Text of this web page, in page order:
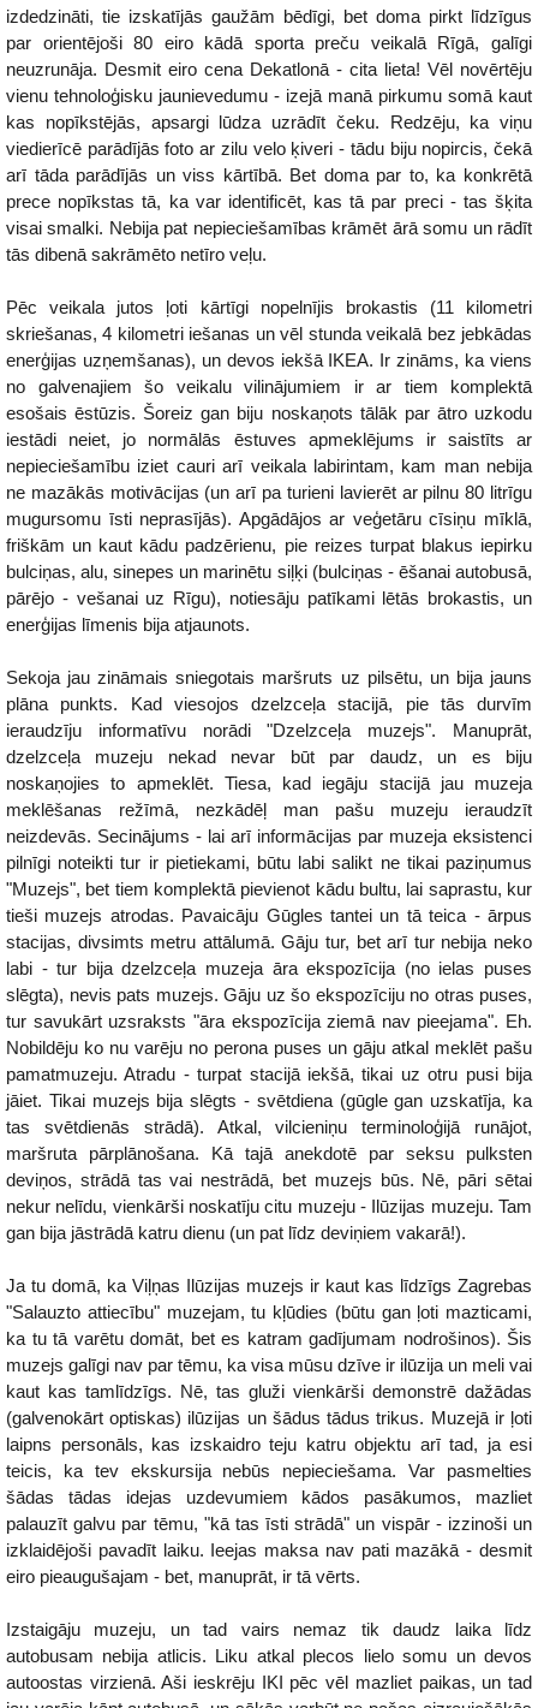
izdedzināti, tie izskatījās gaužām bēdīgi, bet doma pirkt līdzīgus
par orientējoši 80 eiro kādā sporta preču veikalā Rīgā, galīgi
neuzrunāja. Desmit eiro cena Dekatlonā - cita lieta! Vēl novērtēju
vienu tehnoloģisku jaunievedumu - izejā manā pirkumu somā kaut
kas nopīkstējās, apsargi lūdza uzrādīt čeku. Redzēju, ka viņu
viedierīcē parādījās foto ar zilu velo ķiveri - tādu biju nopircis, čekā
arī tāda parādījās un viss kārtībā. Bet doma par to, ka konkrētā
prece nopīkstas tā, ka var identificēt, kas tā par preci - tas šķita
visai smalki. Nebija pat nepieciešamības krāmēt ārā somu un rādīt
tās dibenā sakrāmēto netīro veļu.
Pēc veikala jutos ļoti kārtīgi nopelnījis brokastis (11 kilometri
skriešanas, 4 kilometri iešanas un vēl stunda veikalā bez jebkādas
enerģijas uzņemšanas), un devos iekšā IKEA. Ir zināms, ka viens
no galvenajiem šo veikalu vilinājumiem ir ar tiem komplektā
esošais ēstūzis. Šoreiz gan biju noskaņots tālāk par ātro uzkodu
iestādi neiet, jo normālās ēstuves apmeklējums ir saistīts ar
nepieciešamību iziet cauri arī veikala labirintam, kam man nebija
ne mazākās motivācijas (un arī pa turieni lavierēt ar pilnu 80 litrīgu
mugursomu īsti neprasījās). Apgādājos ar veģetāru cīsiņu mīklā,
friškām un kaut kādu padzērienu, pie reizes turpat blakus iepirku
bulciņas, alu, sinepes un marinētu siļķi (bulciņas - ēšanai autobusā,
pārējo - vešanai uz Rīgu), notiesāju patīkami lētās brokastis, un
enerģijas līmenis bija atjaunots.
Sekoja jau zināmais sniegotais maršruts uz pilsētu, un bija jauns
plāna punkts. Kad viesojos dzelzceļa stacijā, pie tās durvīm
ieraudzīju informatīvu norādi "Dzelzceļa muzejs". Manuprāt,
dzelzceļa muzeju nekad nevar būt par daudz, un es biju
noskaņojies to apmeklēt. Tiesa, kad iegāju stacijā jau muzeja
meklēšanas režīmā, nezkādēļ man pašu muzeju ieraudzīt
neizdevās. Secinājums - lai arī informācijas par muzeja eksistenci
pilnīgi noteikti tur ir pietiekami, būtu labi salikt ne tikai paziņumus
"Muzejs", bet tiem komplektā pievienot kādu bultu, lai saprastu, kur
tieši muzejs atrodas. Pavaicāju Gūgles tantei un tā teica - ārpus
stacijas, divsimts metru attālumā. Gāju tur, bet arī tur nebija neko
labi - tur bija dzelzceļa muzeja āra ekspozīcija (no ielas puses
slēgta), nevis pats muzejs. Gāju uz šo ekspozīciju no otras puses,
tur savukārt uzsraksts "āra ekspozīcija ziemā nav pieejama". Eh.
Nobildēju ko nu varēju no perona puses un gāju atkal meklēt pašu
pamatmuzeju. Atradu - turpat stacijā iekšā, tikai uz otru pusi bija
jāiet. Tikai muzejs bija slēgts - svētdiena (gūgle gan uzskatīja, ka
tas svētdienās strādā). Atkal, vilcieniņu terminoloģijā runājot,
maršruta pārplānošana. Kā tajā anekdotē par seksu pulksten
deviņos, strādā tas vai nestrādā, bet muzejs būs. Nē, pāri sētai
nekur nelīdu, vienkārši noskatīju citu muzeju - Ilūzijas muzeju. Tam
gan bija jāstrādā katru dienu (un pat līdz deviņiem vakarā!).
Ja tu domā, ka Viļņas Ilūzijas muzejs ir kaut kas līdzīgs Zagrebas
"Salauzto attiecību" muzejam, tu kļūdies (būtu gan ļoti mazticami,
ka tu tā varētu domāt, bet es katram gadījumam nodrošinos). Šis
muzejs galīgi nav par tēmu, ka visa mūsu dzīve ir ilūzija un meli vai
kaut kas tamlīdzīgs. Nē, tas gluži vienkārši demonstrē dažādas
(galvenokārt optiskas) ilūzijas un šādus tādus trikus. Muzejā ir ļoti
laipns personāls, kas izskaidro teju katru objektu arī tad, ja esi
teicis, ka tev ekskursija nebūs nepieciešama. Var pasmelties
šādas tādas idejas uzdevumiem kādos pasākumos, mazliet
palauzīt galvu par tēmu, "kā tas īsti strādā" un vispār - izzinoši un
izklaidējoši pavadīt laiku. Ieejas maksa nav pati mazākā - desmit
eiro pieaugušajam - bet, manuprāt, ir tā vērts.
Izstaigāju muzeju, un tad vairs nemaz tik daudz laika līdz
autobusam nebija atlicis. Liku atkal plecos lielo somu un devos
autoostas virzienā. Aši ieskrēju IKI pēc vēl mazliet paikas, un tad